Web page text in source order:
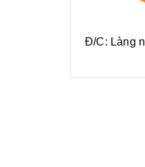
Đ/C: Làng